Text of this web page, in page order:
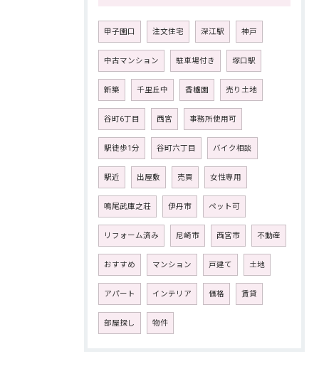
甲子園口 注文住宅 深江駅 神戸
中古マンション 駐車場付き 塚口駅
新築 千里丘中 香櫨園 売り土地
谷町6丁目 西宮 事務所使用可
駅徒歩1分 谷町六丁目 バイク相談
駅近 出屋敷 売買 女性専用
鳴尾武庫之荘 伊丹市 ペット可
リフォーム済み 尼崎市 西宮市 不動産
おすすめ マンション 戸建て 土地
アパート インテリア 価格 賃貸
部屋探し 物件